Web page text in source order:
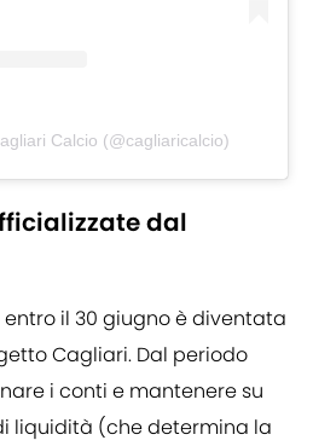
Calcio (@cagliaricalcio)
dal
il 30 giugno è diventata
Cagliari. Dal periodo
i conti e mantenere su
liquidità (che determina la